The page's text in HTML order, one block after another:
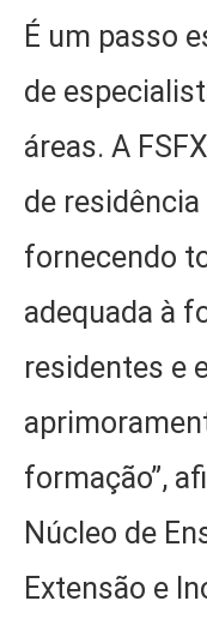
É um passo
de
áreas. A
de
fornecendo
adequada à
residentes e
formação”,
Núcleo de
Extensão e